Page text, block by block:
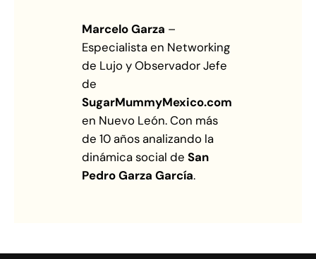
Marcelo Garza –
Especialista en Networking
de Lujo y Observador Jefe
de
SugarMummyMexico.com
en Nuevo León. Con más
de 10 años analizando la
dinámica social de San
Pedro Garza García.